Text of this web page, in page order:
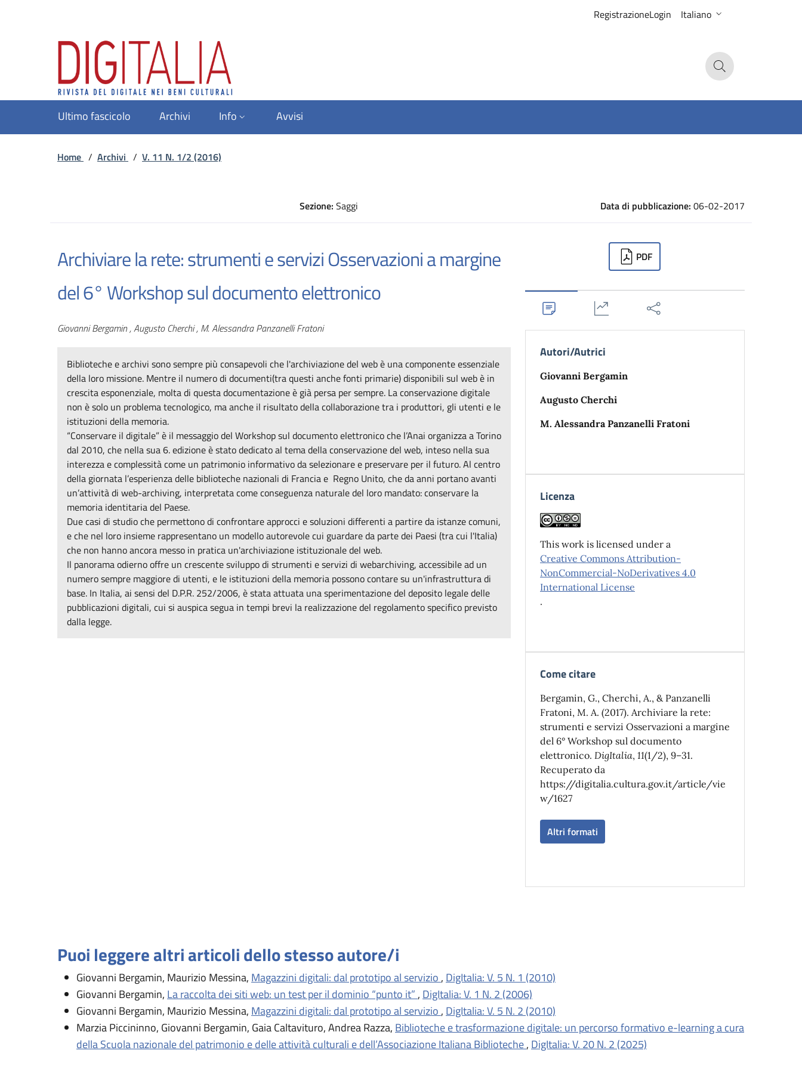
RegistrazioneLogin Italiano
Ultimo fascicolo Archivi Info Avvisi
Home / Archivi / V. 11 N. 1/2 (2016)
Sezione: Saggi Data di pubblicazione: 06-02-2017
Archiviare la rete: strumenti e servizi Osservazioni a margine
del 6° Workshop sul documento elettronico
Autori
Giovanni Bergamin , Augusto Cherchi , M. Alessandra Panzanelli Fratoni
Biblioteche e archivi sono sempre più consapevoli che l'archiviazione del web è una componente essenziale
della loro missione. Mentre il numero di documenti(tra questi anche fonti primarie) disponibili sul web è in
crescita esponenziale, molta di questa documentazione è già persa per sempre. La conservazione digitale
non è solo un problema tecnologico, ma anche il risultato della collaborazione tra i produttori, gli utenti e le
istituzioni della memoria.
“Conservare il digitale” è il messaggio del Workshop sul documento elettronico che l’Anai organizza a Torino
dal 2010, che nella sua 6. edizione è stato dedicato al tema della conservazione del web, inteso nella sua
interezza e complessità come un patrimonio informativo da selezionare e preservare per il futuro. Al centro
della giornata l’esperienza delle biblioteche nazionali di Francia e Regno Unito, che da anni portano avanti
un’attività di web-archiving, interpretata come conseguenza naturale del loro mandato: conservare la
memoria identitaria del Paese.
Due casi di studio che permettono di confrontare approcci e soluzioni differenti a partire da istanze comuni,
e che nel loro insieme rappresentano un modello autorevole cui guardare da parte dei Paesi (tra cui l'Italia)
che non hanno ancora messo in pratica un'archiviazione istituzionale del web.
Il panorama odierno offre un crescente sviluppo di strumenti e servizi di webarchiving, accessibile ad un
numero sempre maggiore di utenti, e le istituzioni della memoria possono contare su un'infrastruttura di
base. In Italia, ai sensi del D.P.R. 252/2006, è stata attuata una sperimentazione del deposito legale delle
pubblicazioni digitali, cui si auspica segua in tempi brevi la realizzazione del regolamento specifico previsto
dalla legge.
PDF
Autori/Autrici
Giovanni Bergamin
Augusto Cherchi
M. Alessandra Panzanelli Fratoni
Licenza
This work is licensed under a
Creative Commons Attribution-
NonCommercial-NoDerivatives 4.0
International License
.
Come citare
Bergamin, G., Cherchi, A., & Panzanelli
Fratoni, M. A. (2017). Archiviare la rete:
strumenti e servizi Osservazioni a margine
del 6° Workshop sul documento
elettronico. DigItalia, 11(1/2), 9–31.
Recuperato da
https://digitalia.cultura.gov.it/article/vie
w/1627
Altri formati
Puoi leggere altri articoli dello stesso autore/i
Giovanni Bergamin, Maurizio Messina, Magazzini digitali: dal prototipo al servizio , DigItalia: V. 5 N. 1 (2010)
Giovanni Bergamin, La raccolta dei siti web: un test per il dominio “punto it” , DigItalia: V. 1 N. 2 (2006)
Giovanni Bergamin, Maurizio Messina, Magazzini digitali: dal prototipo al servizio , DigItalia: V. 5 N. 2 (2010)
Marzia Piccininno, Giovanni Bergamin, Gaia Caltavituro, Andrea Razza, Biblioteche e trasformazione digitale: un percorso formativo e-learning a cura
della Scuola nazionale del patrimonio e delle attività culturali e dell’Associazione Italiana Biblioteche, DigItalia: V. 20 N. 2 (2025)